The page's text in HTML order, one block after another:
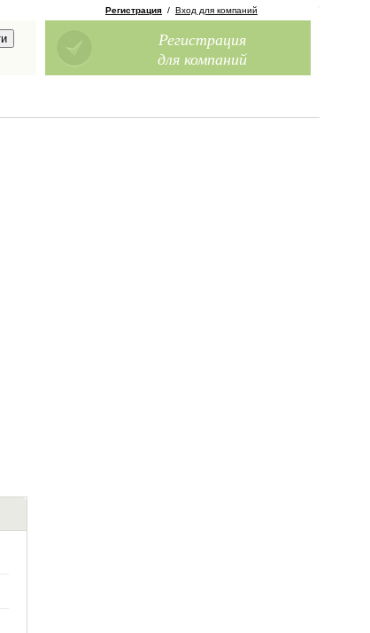
Регистрация / Вход для компаний
Регистрация
для компаний